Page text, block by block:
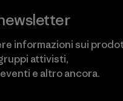
informazioni sui
attivisti,
e altro ancora.